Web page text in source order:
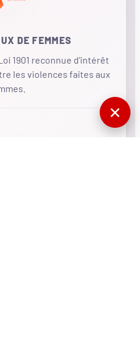
DE FEMMES
1901 reconnue d'intérêt
les violences faites aux
✕